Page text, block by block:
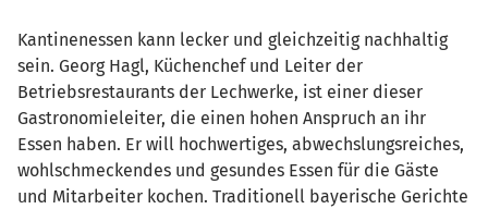
Kantinenessen kann lecker und gleichzeitig nachhaltig
sein. Georg Hagl, Küchenchef und Leiter der
Betriebsrestaurants der Lechwerke, ist einer dieser
Gastronomieleiter, die einen hohen Anspruch an ihr
Essen haben. Er will hochwertiges, abwechslungsreiches,
wohlschmeckendes und gesundes Essen für die Gäste
und Mitarbeiter kochen. Traditionell bayerische Gerichte